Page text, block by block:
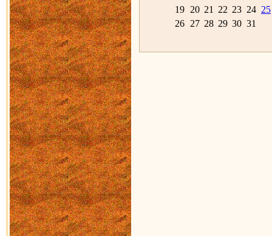
19 20 21 22 23 24 25
26 27 28 29 30 31